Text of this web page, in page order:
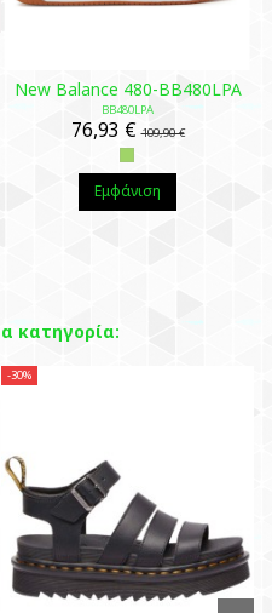
New Balance 480-BB480LPA
BB480LPA
76,93 €109,90 €
Εμφάνιση
κατηγορία:
-30%